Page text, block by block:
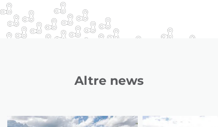
Altre news